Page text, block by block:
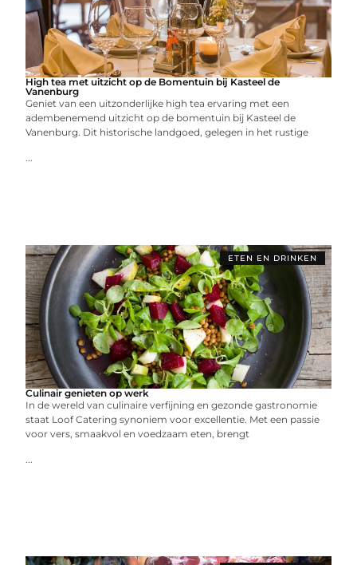
High tea met uitzicht op de Bomentuin bij Kasteel de
Vanenburg
Geniet van een uitzonderlijke high tea ervaring met een
adembenemend uitzicht op de bomentuin bij Kasteel de
Vanenburg. Dit historische landgoed, gelegen in het rustige
...
ETEN EN DRINKEN
Culinair genieten op werk
In de wereld van culinaire verfijning en gezonde gastronomie
staat Loof Catering synoniem voor excellentie. Met een passie
voor vers, smaakvol en voedzaam eten, brengt
...